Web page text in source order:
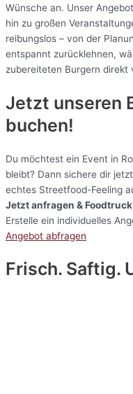
Wünsche an. Unser
hin zu großen
reibungslos – von der
entspannt zurücklehnen,
zubereiteten Burgern direkt
Jetzt unseren
buchen!
Du möchtest ein Event in
bleibt? Dann sichere dir
echtes Streetfood-Feeling
Jetzt anfragen &
Erstelle ein individuelles
Angebot abfragen
Frisch. Saftig.